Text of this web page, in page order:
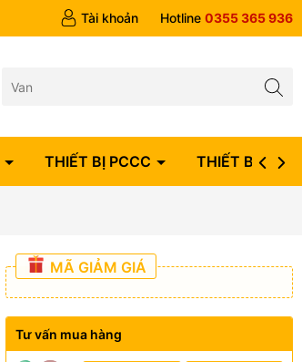
Tài khoản Hotline 0355 365 936
THIẾT BỊ PCCC THIẾT BỊ ĐIỆN
MÃ GIẢM GIÁ
Tư vấn mua hàng